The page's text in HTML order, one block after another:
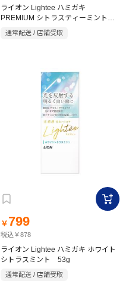
ライオン Lightee ハミガキ
PREMIUM シトラスティーミント香
味 100g
通常配送 / 店舗受取
￥ 799
税込￥878
ライオン Lightee ハミガキ ホワイト
シトラスミント 53g
通常配送 / 店舗受取